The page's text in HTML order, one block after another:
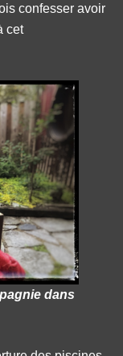
confesser avoir
cet
dans